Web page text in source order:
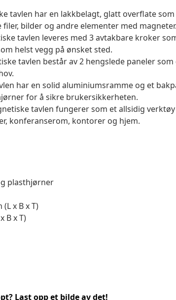
tavlen har en lakkbelagt, glatt overflate
bilder og andre elementer med magneter.
tavlen leveres med 3 avtakbare kroker
helst vegg på ønsket sted.
tavlen består av 2 hengslede paneler
har en solid aluminiumsramme og et
for å sikre brukersikkerheten.
tavlen fungerer som et allsidig
konferanserom, kontorer og hjem.
plasthjørner
x B x T)
B x T)
Last opp et bilde av det!